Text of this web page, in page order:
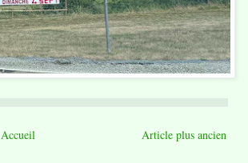
Article plus ancien
Accueil